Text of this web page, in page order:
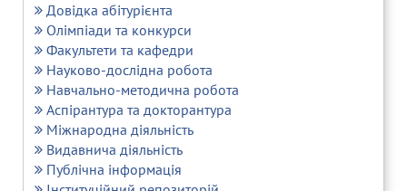
Довідка абітурієнта
Олімпіади та конкурси
Факультети та кафедри
Науково-дослідна робота
Навчально-методична робота
Аспірантура та докторантура
Міжнародна діяльність
Видавнича діяльність
Публічна інформація